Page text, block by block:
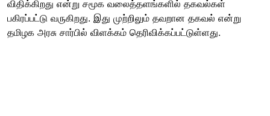
விதிக்கிறது என்று சமூக வலைத்தளங்களில் தகவல்கள்
பகிரப்பட்டு வருகிறது. இது முற்றிலும் தவறான தகவல் என்று
தமிழக அரசு சார்பில் விளக்கம் தெரிவிக்கப்பட்டுள்ளது.